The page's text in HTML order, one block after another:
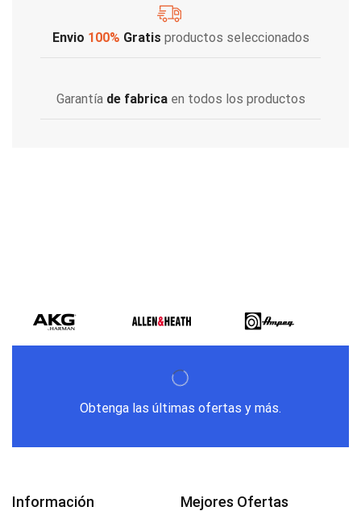
Envio 100% Gratis productos seleccionados
Garantía de fabricaen todos los productos
Obtenga las últimas ofertas y más.
Información Mejores Ofertas